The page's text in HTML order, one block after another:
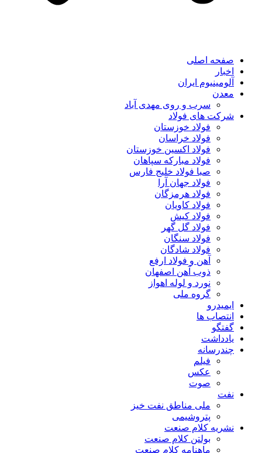
صفحه اصلی
اخبار
آلومینیوم ایران
معدن
سرب و روی مهدی آباد
شرکت های فولاد
فولاد خوزستان
فولاد خراسان
فولاد اکسین خوزستان
فولاد مبارکه سپاهان
صبا فولاد خلیج فارس
فولاد جهان آرا
فولاد هرمزگان
فولاد کاویان
فولاد کیش
فولاد گل گهر
فولاد سنگان
فولاد شادگان
آهن و فولاد ارفع
ذوب آهن اصفهان
نورد و لوله اهواز
گروه ملی
ایمیدرو
انتصاب ها
گفتگو
یادداشت
چندرسانه
فیلم
عکس
صوت
نفت
ملی مناطق نفت خیز
پتروشیمی
نشریه کلام صنعت
بولتن کلام صنعت
ماهنامه کلام صنعت